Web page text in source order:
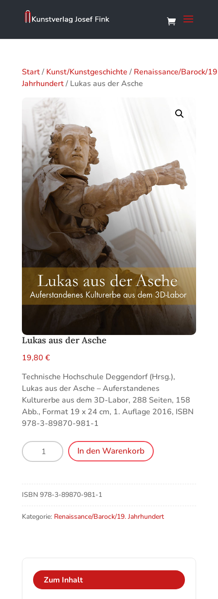
Start/ Kunst/Kunstgeschichte / Renaissance/Barock/
Jahrhundert/ Lukas aus der Asche
Lukas aus der Asche
19,80 €
Technische Hochschule Deggendorf (Hrsg.),
Lukas aus der Asche – Auferstandenes
Kulturerbe aus dem 3D-Labor, 288 Seiten, 158
Abb., Format 19 x 24 cm, 1. Auflage 2016, ISBN
978-3-89870-981-1
Lukas
aus
Asche
Menge
In den Warenkorb
ISBN 978-3-89870-981-1
Kategorie: Renaissance/Barock/19. Jahrhundert
Zum Inhalt